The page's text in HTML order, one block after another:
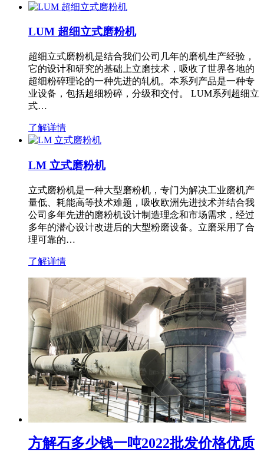
LUM 超细立式磨粉机
超细立式磨粉机是结合我们公司几年的磨机生产经验，
它的设计和研究的基础上立磨技术，吸收了世界各地的
超细粉碎理论的一种先进的轧机。本系列产品是一种专
业设备，包括超细粉碎，分级和交付。 LUM系列超细立
式…
了解详情
LM 立式磨粉机
立式磨粉机是一种大型磨粉机，专门为解决工业磨机产
量低、耗能高等技术难题，吸收欧洲先进技术并结合我
公司多年先进的磨粉机设计制造理念和市场需求，经过
多年的潜心设计改进后的大型粉磨设备。立磨采用了合
理可靠的…
了解详情
方解石多少钱一吨2022批发价格优质